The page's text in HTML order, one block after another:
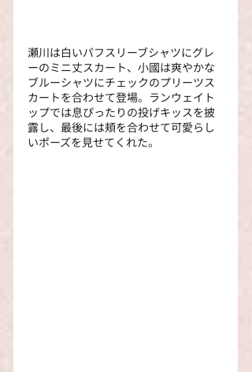
瀬川は白いパフスリーブシャツにグレ
ーのミニ丈スカート、小國は爽やかな
ブルーシャツにチェックのプリーツス
カートを合わせて登場。ランウェイト
ップでは息ぴったりの投げキッスを披
露し、最後には頬を合わせて可愛らし
いポーズを見せてくれた。